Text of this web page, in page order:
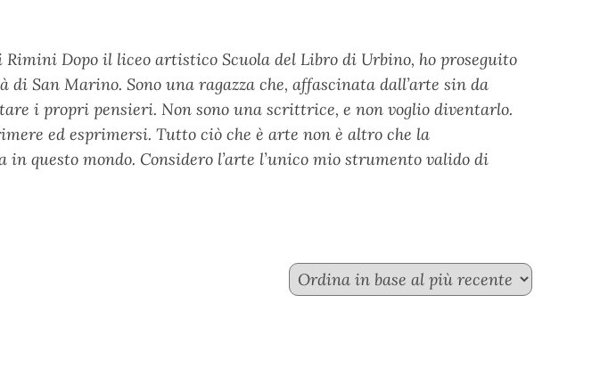
Dopo il liceo artistico Scuola del Libro di Urbino, ho proseguito
San Marino. Sono una ragazza che, affascinata dall’arte sin da
i propri pensieri. Non sono una scrittrice, e non voglio diventarlo.
ed esprimersi. Tutto ciò che è arte non è altro che la
questo mondo. Considero l’arte l’unico mio strumento valido di